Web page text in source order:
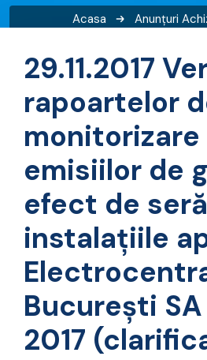
Acasa Anunțuri
29.11.2017
rapoartelor
monitorizare
emisiilor de
efect de
instalațiile
București
2017